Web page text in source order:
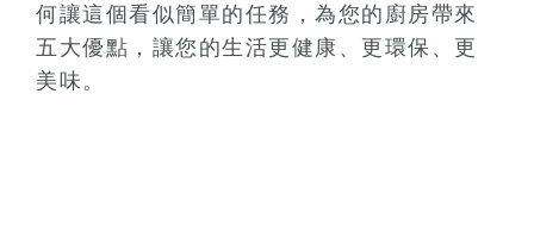
何讓這個看似簡單的任務，為您的廚房帶來
五大優點，讓您的生活更健康、更環保、更
美味。